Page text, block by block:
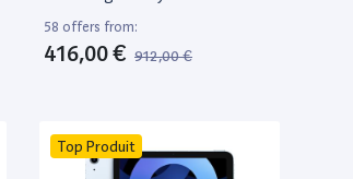
58 offers from:
416,00 € 912,00 €
Top Produit